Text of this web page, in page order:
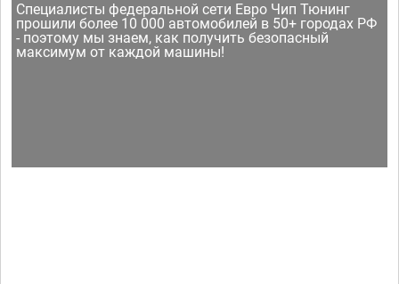
Специалисты федеральной сети Евро Чип Тюнинг
прошили более 10 000 автомобилей в 50+ городах РФ
- поэтому мы знаем, как получить безопасный
максимум от каждой машины!